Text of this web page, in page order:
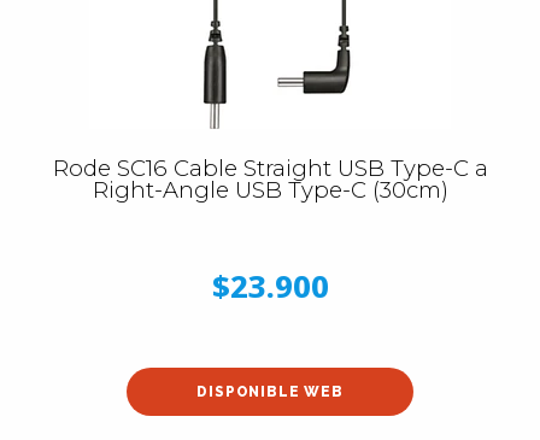
Rode SC16 Cable Straight USB Type-C a
Right-Angle USB Type-C (30cm)
$23.900
DISPONIBLE WEB